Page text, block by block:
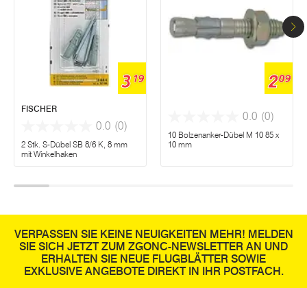
3 19
FISCHER
0.0 (0)
2 Stk. S-Dübel SB 8/6 K, 8 mm
mit Winkelhaken
209
0.0 (0)
10 Bolzenanker-Dübel M 10 85 x
10 mm
VERPASSEN SIE KEINE NEUIGKEITEN MEHR! MELDEN
SIE SICH JETZT ZUM ZGONC-NEWSLETTER AN UND
ERHALTEN SIE NEUE FLUGBLÄTTER SOWIE
EXKLUSIVE ANGEBOTE DIREKT IN IHR POSTFACH.